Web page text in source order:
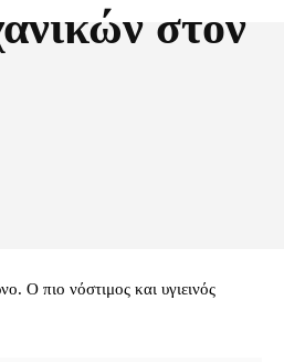
στον
Ο πιο νόστιμος και υγιεινός